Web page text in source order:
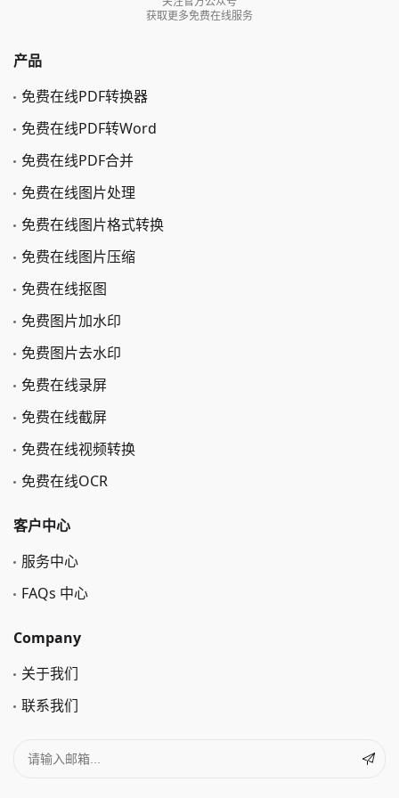
获取更多免费在线服务
产品
免费在线PDF转换器
免费在线PDF转Word
免费在线PDF合并
免费在线图片处理
免费在线图片格式转换
免费在线图片压缩
免费在线抠图
免费图片加水印
免费图片去水印
免费在线录屏
免费在线截屏
免费在线视频转换
免费在线OCR
客户中心
服务中心
FAQs 中心
Company
关于我们
联系我们